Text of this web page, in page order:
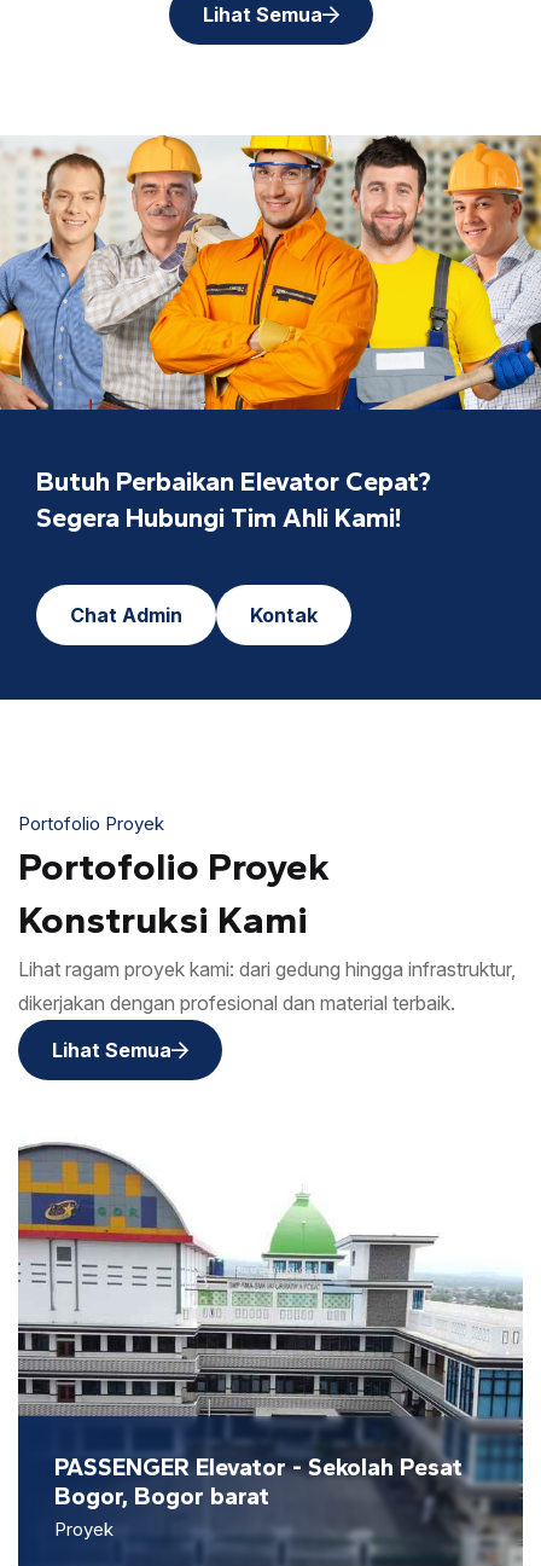
Lihat Semua
Butuh Perbaikan Elevator Cepat?
Segera Hubungi Tim Ahli Kami!
Chat Admin Kontak
Portofolio Proyek
Portofolio Proyek
Konstruksi Kami
Lihat ragam proyek kami: dari gedung hingga infrastruktur,
dikerjakan dengan profesional dan material terbaik.
Lihat Semua
PASSENGER Elevator - Sekolah Pesat
Bogor, Bogor barat
Proyek